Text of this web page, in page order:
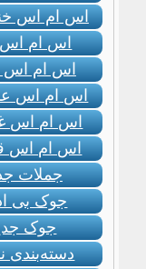
اس ام اس
اس ام اس
اس ام اس
اس ام اس
اس ام اس
اس ام اس
جملات
جوک بی
جوک
دسته‌بندی